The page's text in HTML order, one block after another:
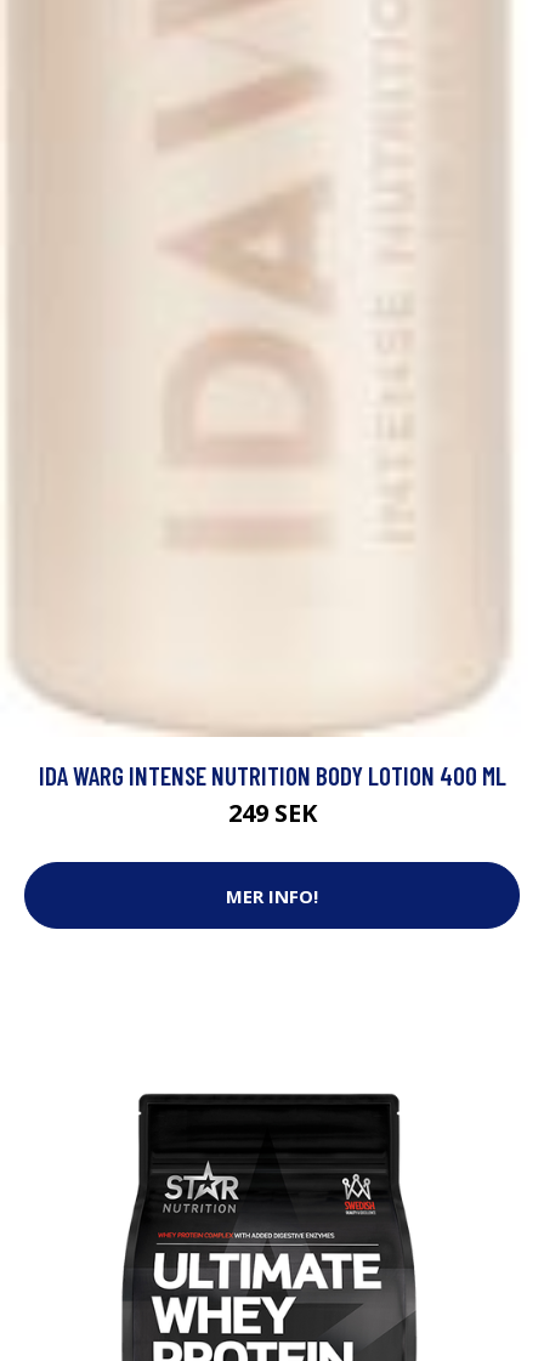
IDA WARG INTENSE NUTRITION BODY LOTION 400 ML
249 SEK
MER INFO!